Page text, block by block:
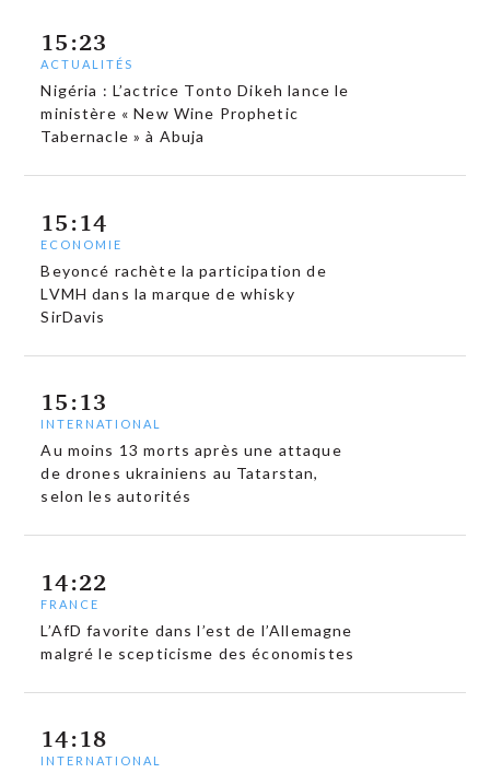
15:23
ACTUALITÉS
Nigéria : L’actrice Tonto Dikeh lance le
ministère « New Wine Prophetic
Tabernacle » à Abuja
15:14
ECONOMIE
Beyoncé rachète la participation de
LVMH dans la marque de whisky
SirDavis
15:13
INTERNATIONAL
Au moins 13 morts après une attaque
de drones ukrainiens au Tatarstan,
selon les autorités
14:22
FRANCE
L’AfD favorite dans l’est de l’Allemagne
malgré le scepticisme des économistes
14:18
INTERNATIONAL